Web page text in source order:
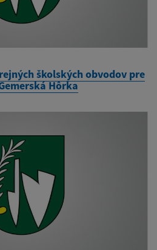
školských obvodov pre
Hôrka